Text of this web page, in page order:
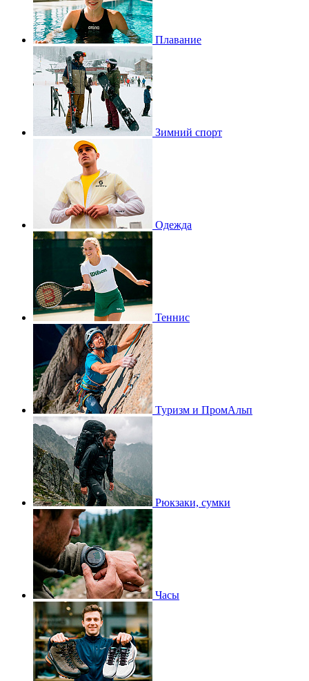
Плавание
Зимний спорт
Одежда
Теннис
Туризм и ПромАльп
Рюкзаки, сумки
Часы